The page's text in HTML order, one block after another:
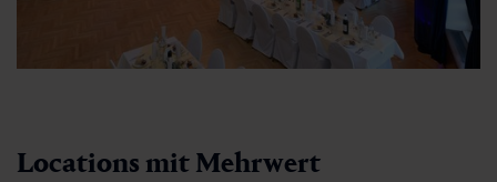
Locations mit Mehrwert